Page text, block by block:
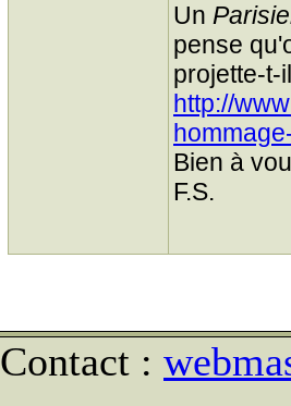
Un
pense
projette-t-
http://
Bien à
F.S.
Contact :